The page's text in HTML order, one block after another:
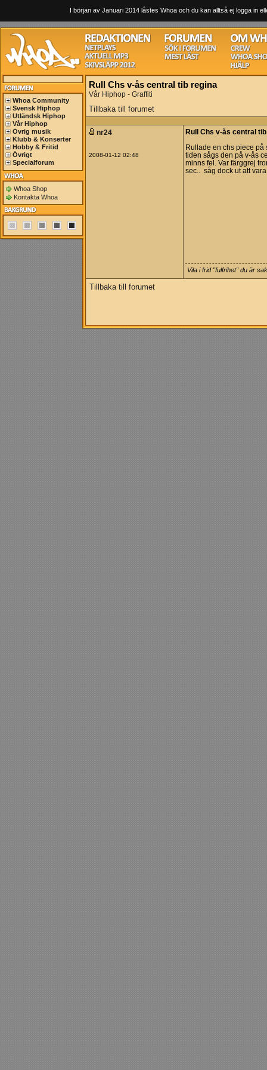
I början av Januari 2014 låstes Whoa och du kan alltså ej logga in
Whoa Community
Svensk Hiphop
Utländsk Hiphop
Vår Hiphop
Övrig musik
Klubb & Konserter
Hobby & Fritid
Övrigt
Specialforum
Whoa Shop
Kontakta Whoa
Rull Chs v-ås central tib regina
Vår Hiphop - Graffiti
Tillbaka till forumet
nr24
2008-01-12 02:48
Rull Chs v-ås central
Rullade en chs piece på
tiden sågs den på v-ås
minns fel. Var färggrej
sec.. såg dock ut att
Vila i frid "fulfrihet" du är
Tillbaka till forumet